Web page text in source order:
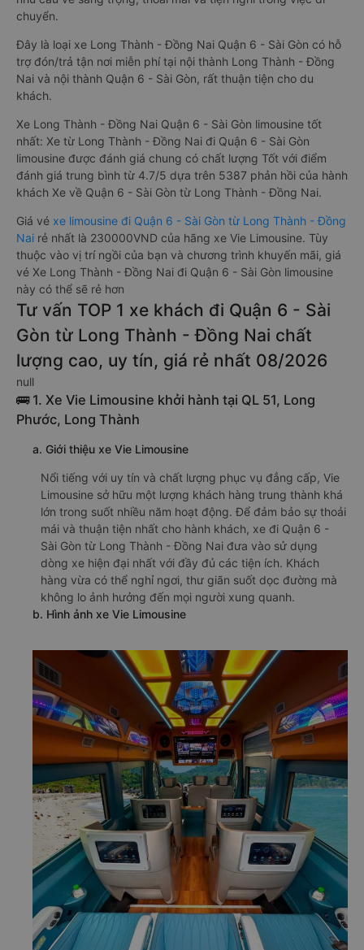
chuyển.
Đây là loại xe Long Thành - Đồng Nai Quận 6 - Sài Gòn có hỗ
trợ đón/trả tận nơi miễn phí tại nội thành Long Thành - Đồng
Nai và nội thành Quận 6 - Sài Gòn, rất thuận tiện cho du
khách.
Xe Long Thành - Đồng Nai Quận 6 - Sài Gòn limousine tốt
nhất: Xe từ Long Thành - Đồng Nai đi Quận 6 - Sài Gòn
limousine được đánh giá chung có chất lượng Tốt với điểm
đánh giá trung bình từ 4.7/5 dựa trên 5387 phản hồi của hành
khách Xe về Quận 6 - Sài Gòn từ Long Thành - Đồng Nai.
Giá vé xe limousine đi Quận 6 - Sài Gòn từ Long Thành - Đồng
Nai rẻ nhất là 230000VND của hãng xe Vie Limousine. Tùy
thuộc vào vị trí ngồi của bạn và chương trình khuyến mãi, giá
vé Xe Long Thành - Đồng Nai đi Quận 6 - Sài Gòn limousine
này có thể sẽ rẻ hơn
Tư vấn TOP 1 xe khách đi Quận 6 - Sài
Gòn từ Long Thành - Đồng Nai chất
lượng cao, uy tín, giá rẻ nhất 08/2026
null
🚌 1. Xe Vie Limousine khởi hành tại QL 51, Long
Phước, Long Thành
a. Giới thiệu xe Vie Limousine
Nổi tiếng với uy tín và chất lượng phục vụ đẳng cấp, Vie
Limousine sở hữu một lượng khách hàng trung thành khá
lớn trong suốt nhiều năm hoạt động. Để đảm bảo sự thoải
mái và thuận tiện nhất cho hành khách, xe đi Quận 6 -
Sài Gòn từ Long Thành - Đồng Nai đưa vào sử dụng
dòng xe hiện đại nhất với đầy đủ các tiện ích. Khách
hàng vừa có thể nghỉ ngơi, thư giãn suốt dọc đường mà
không lo ảnh hưởng đến mọi người xung quanh.
b. Hình ảnh xe Vie Limousine